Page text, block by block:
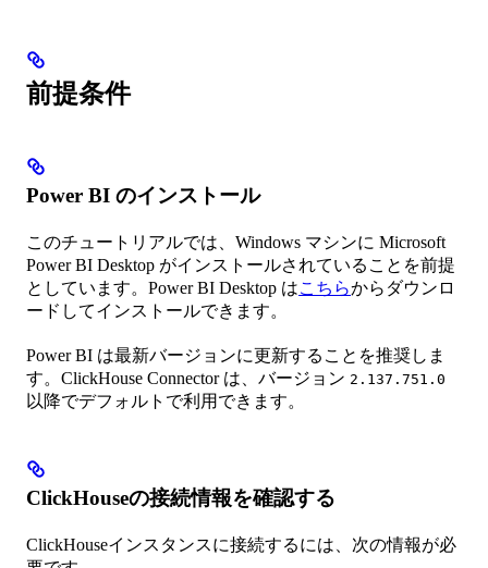
前提条件
Power BI のインストール
このチュートリアルでは、Windows マシンに Microsoft
Power BI Desktop がインストールされていることを前提
としています。Power BI Desktop はこちらからダウンロ
ードしてインストールできます。
Power BI は最新バージョンに更新することを推奨しま
す。ClickHouse Connector は、バージョン 2.137.751.0
以降でデフォルトで利用できます。
ClickHouseの接続情報を確認する
ClickHouseインスタンスに接続するには、次の情報が必